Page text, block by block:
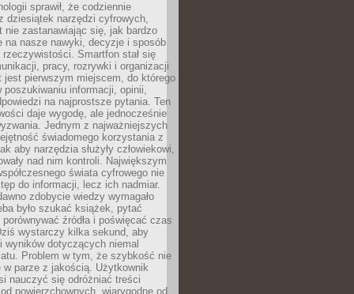
sprawił, że codziennie
dziesiątek narzędzi cyfrowych,
nie zastanawiając się, jak bardzo
na nasze nawyki, decyzje i sposób
rzeczywistości. Smartfon stał się
pracy, rozrywki i organizacji
jest pierwszym miejscem, do którego
poszukiwaniu informacji, opinii,
na najprostsze pytania. Ten
daje wygodę, ale jednocześnie
Jednym z najważniejszych
świadomego korzystania z
aby narzędzia służyły człowiekowi,
nad nim kontroli. Największym
świata cyfrowego nie
do informacji, lecz ich nadmiar.
zdobycie wiedzy wymagało
było szukać książek, pytać
źródła i poświęcać czas
wystarczy kilka sekund, aby
wyników dotyczących niemal
Problem w tym, że szybkość nie
w parze z jakością. Użytkownik
nauczyć się odróżniać treści
powierzchownych, wiarygodne od